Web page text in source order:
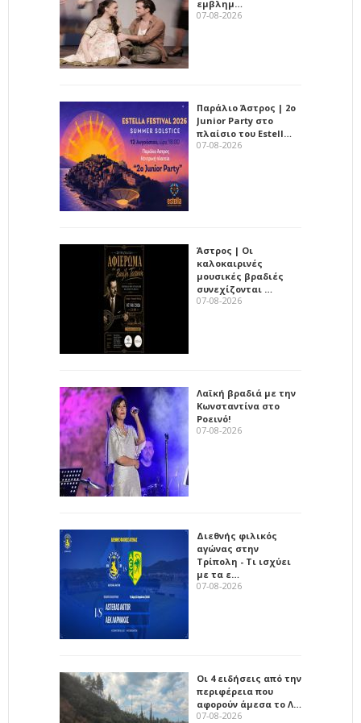
εμβλημ…
07-08-2026
Παράλιο Άστρος | 2ο
Junior Party στο
πλαίσιο του Estell…
07-08-2026
Άστρος | Οι
καλοκαιρινές
μουσικές βραδιές
συνεχίζονται …
07-08-2026
Λαϊκή βραδιά με την
Κωνσταντίνα στο
Ροεινό!
07-08-2026
Διεθνής φιλικός
αγώνας στην
Τρίπολη - Τι ισχύει
με τα ε…
07-08-2026
Οι 4 ειδήσεις από την
περιφέρεια που
αφορούν άμεσα το Λ…
07-08-2026